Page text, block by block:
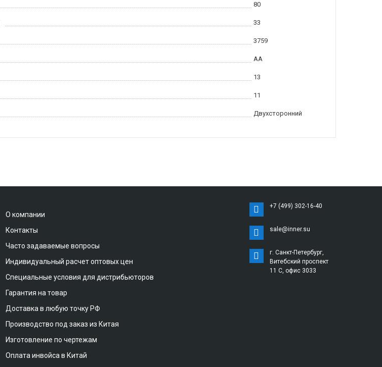
80
33
3759
AA
13
11
Двухсторонний
О компании
Контакты
Часто задаваемые вопросы
Индивидуальный расчет оптовых цен
Специальные условия для дистрибьюторов
Гарантия на товар
Доставка в любую точку РФ
Производство под заказ из Китая
Изготовление по чертежам
Оплата инвойса в Китай
+7 (499) 302-16-40
sale@inner.su
г. Санкт-Петербург,
Витебский проспект
11 С, офис 3033